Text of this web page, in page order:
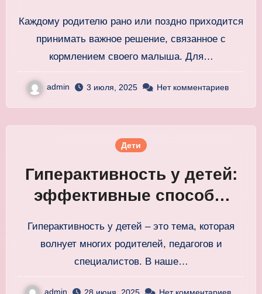
кормления малыша
Каждому родителю рано или поздно приходится
принимать важное решение, связанное с
кормлением своего малыша. Для…
admin 3 июля, 2025 Нет комментариев
Дети
Гиперактивность у детей:
эффективные способы
развиваться
Гиперактивность у детей – это тема, которая
волнует многих родителей, педагогов и
специалистов. В наше…
admin 28 июня, 2025 Нет комментариев